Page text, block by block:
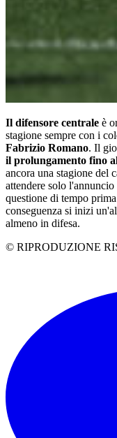
Il difensore centrale è
stagione sempre con i
Fabrizio Romano. Il
il prolungamento fino
ancora una stagione del
attendere solo
questione di tempo
conseguenza si inizi
almeno in difesa.
© RIPRODUZIONE